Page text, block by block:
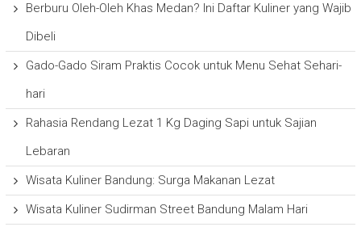
Berburu Oleh-Oleh Khas Medan? Ini Daftar Kuliner yang Wajib
Dibeli
Gado-Gado Siram Praktis Cocok untuk Menu Sehat Sehari-
hari
Rahasia Rendang Lezat 1 Kg Daging Sapi untuk Sajian
Lebaran
Wisata Kuliner Bandung: Surga Makanan Lezat
Wisata Kuliner Sudirman Street Bandung Malam Hari